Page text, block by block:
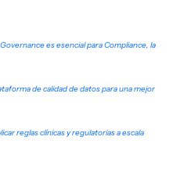
es esencial para Compliance, la
de calidad de datos para una mejor
reglas clínicas y regulatorias a escala